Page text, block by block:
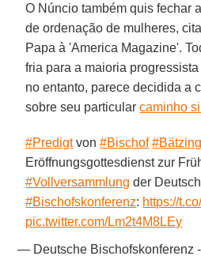
O Núncio também quis fechar
de ordenação de mulheres,
Papa à 'America Magazine'.
fria para a maioria progressista
no entanto, parece decidida a
sobre seu particularcaminho
#Predigtvon#Bischof #Bätzing
Eröffnungsgottesdienst zur
#Vollversammlung der
#Bischofskonferenz: https://
pic.twitter.com/Lm2t4M8LEy
— Deutsche Bischofskonferenz